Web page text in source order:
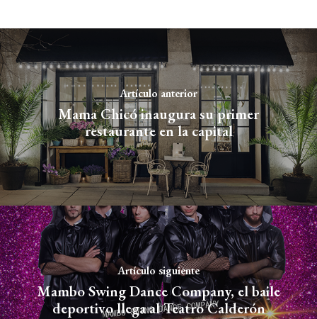
Artículo anterior
Mama Chicó inaugura su primer
restaurante en la capital
Artículo siguiente
Mambo Swing Dance Company, el baile
deportivo llega al Teatro Calderón